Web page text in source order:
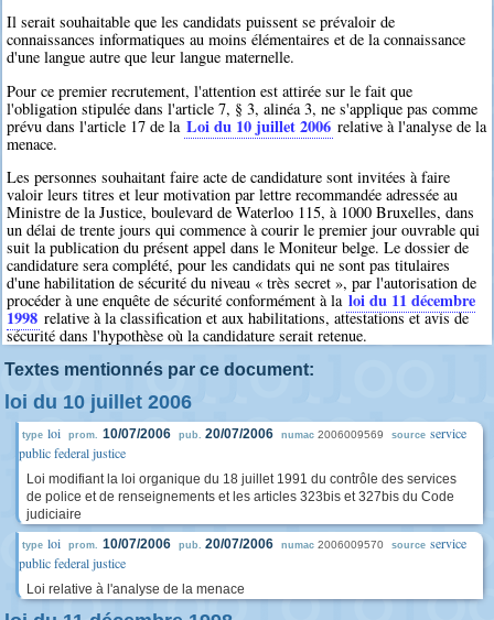
Il serait souhaitable que les candidats puissent se prévaloir de
connaissances informatiques au moins élémentaires et de la connaissance
d'une langue autre que leur langue maternelle.
Pour ce premier recrutement, l'attention est attirée sur le fait que
l'obligation stipulée dans l'article 7, § 3, alinéa 3, ne s'applique pas comme
prévu dans l'article 17 de la Loi du 10 juillet 2006 relative à l'analyse de la
menace.
Les personnes souhaitant faire acte de candidature sont invitées à faire
valoir leurs titres et leur motivation par lettre recommandée adressée au
Ministre de la Justice, boulevard de Waterloo 115, à 1000 Bruxelles, dans
un délai de trente jours qui commence à courir le premier jour ouvrable qui
suit la publication du présent appel dans le Moniteur belge. Le dossier de
candidature sera complété, pour les candidats qui ne sont pas titulaires
d'une habilitation de sécurité du niveau « très secret », par l'autorisation de
procéder à une enquête de sécurité conformément à la loi du 11 décembre
1998 relative à la classification et aux habilitations, attestations et avis de
sécurité dans l'hypothèse où la candidature serait retenue.
Textes mentionnés par ce document:
loi du 10 juillet 2006
type loi prom. 10/07/2006 pub. 20/07/2006 numac 2006009569 source service
public federal justice
Loi modifiant la loi organique du 18 juillet 1991 du contrôle des services
de police et de renseignements et les articles 323bis et 327bis du Code
judiciaire
type loi prom. 10/07/2006 pub. 20/07/2006 numac 2006009570 source service
public federal justice
Loi relative à l'analyse de la menace